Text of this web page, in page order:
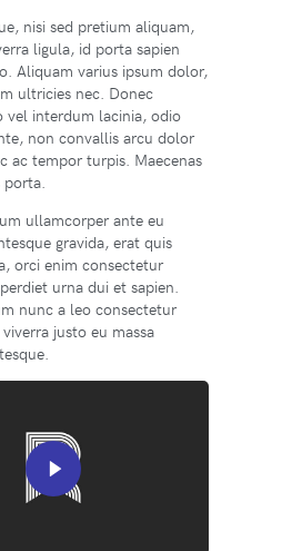
nisi sed pretium aliquam,
ligula, id porta sapien
Aliquam varius ipsum dolor,
ultricies nec. Donec
vel interdum lacinia, odio
non convallis arcu dolor
ac tempor turpis. Maecenas
porta.
ullamcorper ante eu
gravida, erat quis
orci enim consectetur
urna dui et sapien.
nunc a leo consectetur
justo eu massa